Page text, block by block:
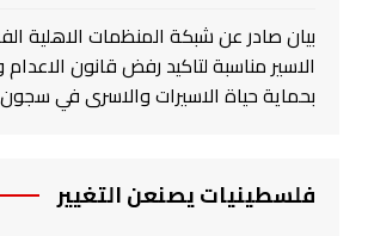
بيان صادر عن شبكة المنظمات الاهلية
الاسير مناسبة لتاكيد رفض قانون الاعدام
بحماية حياة الاسيرات والاسرى في سجون
فلسطينيات يصنعن التغيير